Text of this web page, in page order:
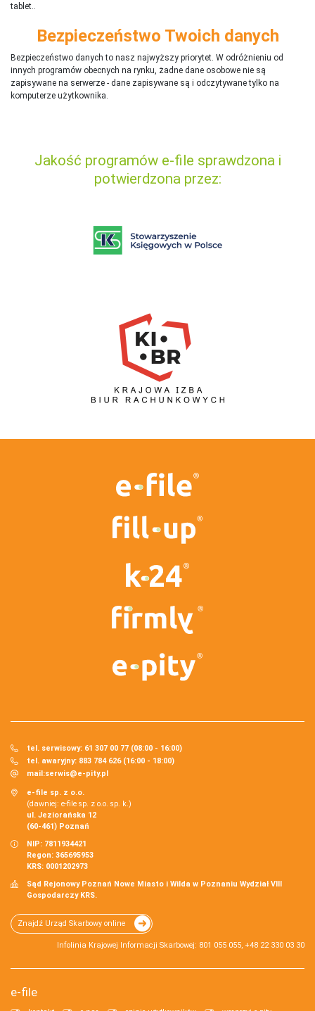
tablet..
Bezpieczeństwo Twoich danych
Bezpieczeństwo danych to nasz najwyższy priorytet. W odróżnieniu od
innych programów obecnych na rynku, żadne dane osobowe nie są
zapisywane na serwerze - dane zapisywane są i odczytywane tylko na
komputerze użytkownika.
Jakość programów e-file sprawdzona i
potwierdzona przez:
tel. serwisowy: 61 307 00 77 (08:00 - 16:00)
tel. awaryjny: 883 784 626 (16:00 - 18:00)
mail:serwis@e-pity.pl
e-file sp. z o.o.
(dawniej: e-file sp. z o.o. sp. k.)
ul. Jeziorańska 12
(60-461) Poznań
NIP: 7811934421
Regon: 365695953
KRS: 0001202973
Sąd Rejonowy Poznań Nowe Miasto i Wilda w Poznaniu Wydział VIII
Gospodarczy KRS.
Znajdź Urząd Skarbowy online
Infolinia Krajowej Informacji Skarbowej: 801 055 055, +48 22 330 03 30
e-file